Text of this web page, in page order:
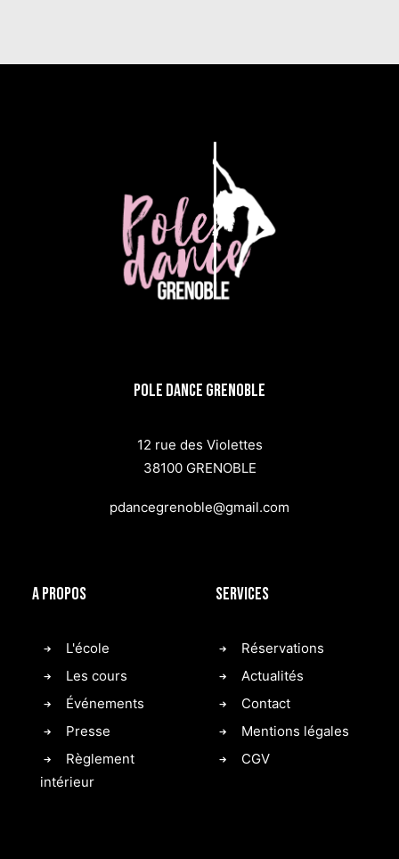
Pole dance Grenoble
12 rue des Violettes
38100 GRENOBLE
pdancegrenoble@gmail.com
A propos
L'école
Les cours
Événements
Presse
Règlement
intérieur
Services
Réservations
Actualités
Contact
Mentions légales
CGV